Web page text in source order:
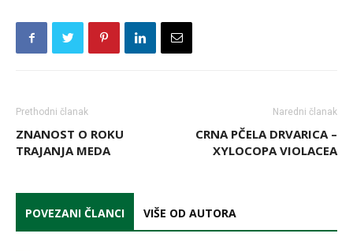
Prethodni članak
ZNANOST O ROKU
TRAJANJA MEDA
Naredni članak
CRNA PČELA DRVARICA –
XYLOCOPA VIOLACEA
POVEZANI ČLANCI VIŠE OD AUTORA